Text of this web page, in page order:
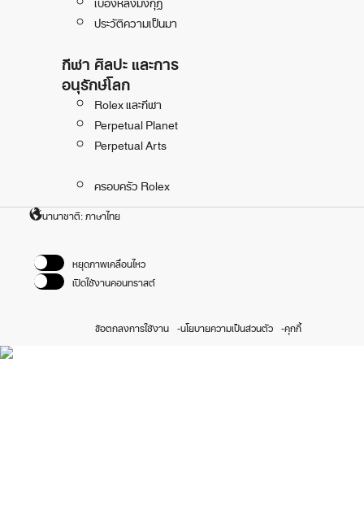
ประวัติความเป็นมา
กีฬา ศิลปะ และการ
อนุรักษ์โลก
Rolex และกีฬา
Perpetual Planet
Perpetual Arts
ครอบครัว Rolex
นานาชาติ: ภาษาไทย
หยุดภาพเคลื่อนไหว
เปิดใช้งานคอนทราสต์
ข้อตกลงการใช้งาน นโยบายความเป็นส่วนตัว คุกกี้